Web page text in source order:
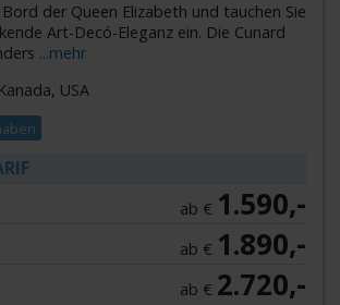
der Queen Elizabeth und tauchen Sie
Art-Decó-Eleganz ein. Die Cunard
...mehr
USA
ab € 1.590,-
ab € 1.890,-
ab € 2.720,-